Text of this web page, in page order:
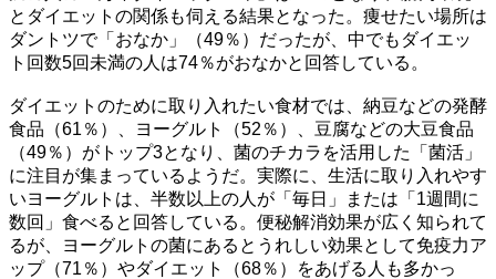
とダイエットの関係も伺える結果となった。痩せたい場所は
ダントツで「おなか」（49％）だったが、中でもダイエッ
ト回数5回未満の人は74％がおなかと回答している。
ダイエットのために取り入れたい食材では、納豆などの発酵
食品（61％）、ヨーグルト（52％）、豆腐などの大豆食品
（49％）がトップ3となり、菌のチカラを活用した「菌活」
に注目が集まっているようだ。実際に、生活に取り入れやす
いヨーグルトは、半数以上の人が「毎日」または「1週間に
数回」食べると回答している。便秘解消効果が広く知られて
るが、ヨーグルトの菌にあるとうれしい効果として免疫力ア
ップ（71％）やダイエット（68％）をあげる人も多かっ